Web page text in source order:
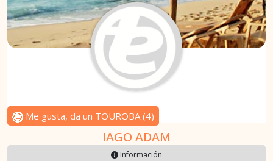
Me gusta, da un TOUROBA(4)
IAGO ADAM
Información